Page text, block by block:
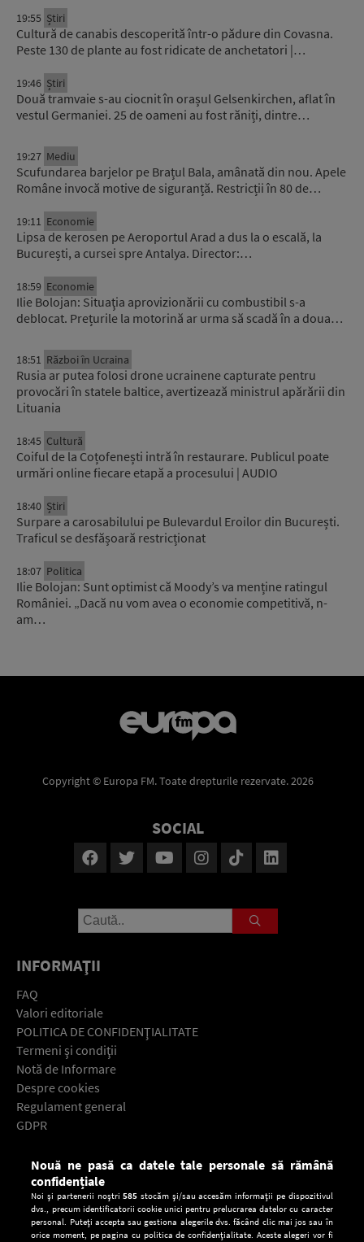
19:55 Știri
Cultură de canabis descoperită într-o pădure din Covasna.
Peste 130 de plante au fost ridicate de anchetatori |…
19:46 Știri
Două tramvaie s-au ciocnit în orașul Gelsenkirchen, aflat în
vestul Germaniei. 25 de oameni au fost răniți, dintre…
19:27 Mediu
Scufundarea barjelor pe Brațul Bala, amânată din nou. Apele
Române invocă motive de siguranță. Restricții în 80 de…
19:11 Economie
Lipsa de kerosen pe Aeroportul Arad a dus la o escală, la
București, a cursei spre Antalya. Director:…
18:59 Economie
Ilie Bolojan: Situaţia aprovizionării cu combustibil s-a
deblocat. Prețurile la motorină ar urma să scadă în a doua…
18:51 Război în Ucraina
Rusia ar putea folosi drone ucrainene capturate pentru
provocări în statele baltice, avertizează ministrul apărării din
Lituania
18:45 Cultură
Coiful de la Coțofenești intră în restaurare. Publicul poate
urmări online fiecare etapă a procesului | AUDIO
18:40 Știri
Surpare a carosabilului pe Bulevardul Eroilor din București.
Traficul se desfășoară restricționat
18:07 Politica
Ilie Bolojan: Sunt optimist că Moody’s va menține ratingul
României. „Dacă nu vom avea o economie competitivă, n-
am…
Copyright © Europa FM. Toate drepturile rezervate. 2026
SOCIAL
INFORMAŢII
FAQ
Valori editoriale
POLITICA DE CONFIDENŢIALITATE
Termeni şi condiţii
Notă de Informare
Despre cookies
Regulament general
GDPR
Descarcă gratuit aplicaţia Europa FM pentru smartphone:
Nouă ne pasă ca datele tale personale să rămână
confidențiale
Noi și partenerii noștri585 stocăm și/sau accesăm informații pe dispozitivul
dvs., precum identificatorii cookie unici pentru prelucrarea datelor cu caracter
personal. Puteți accepta sau gestiona alegerile dvs. făcând clic mai jos sau în
orice moment, pe pagina cu politica de confidențialitate. Aceste alegeri vor fi